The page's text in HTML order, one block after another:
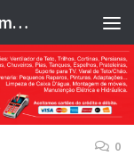
Jean Fabio - Marido de Aluguel em Americana SP e região - JFMA
0